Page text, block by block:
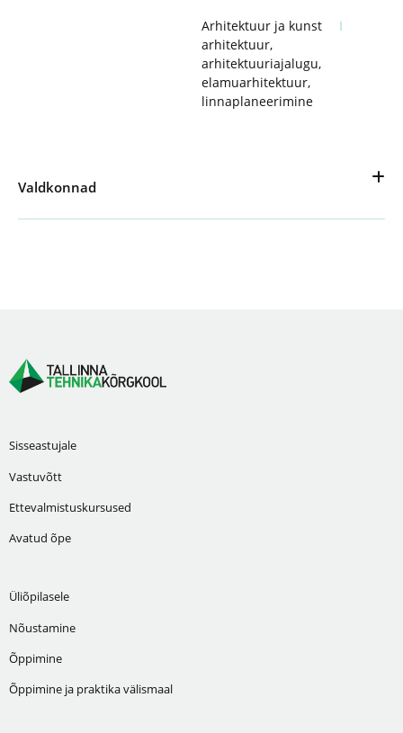
Arhitektuur ja kunst
arhitektuur,
arhitektuuriajalugu,
elamuarhitektuur,
linnaplaneerimine
Valdkonnad
Sisseastujale
Vastuvõtt
Ettevalmistuskursused
Avatud õpe
Üliõpilasele
Nõustamine
Õppimine
Õppimine ja praktika välismaal